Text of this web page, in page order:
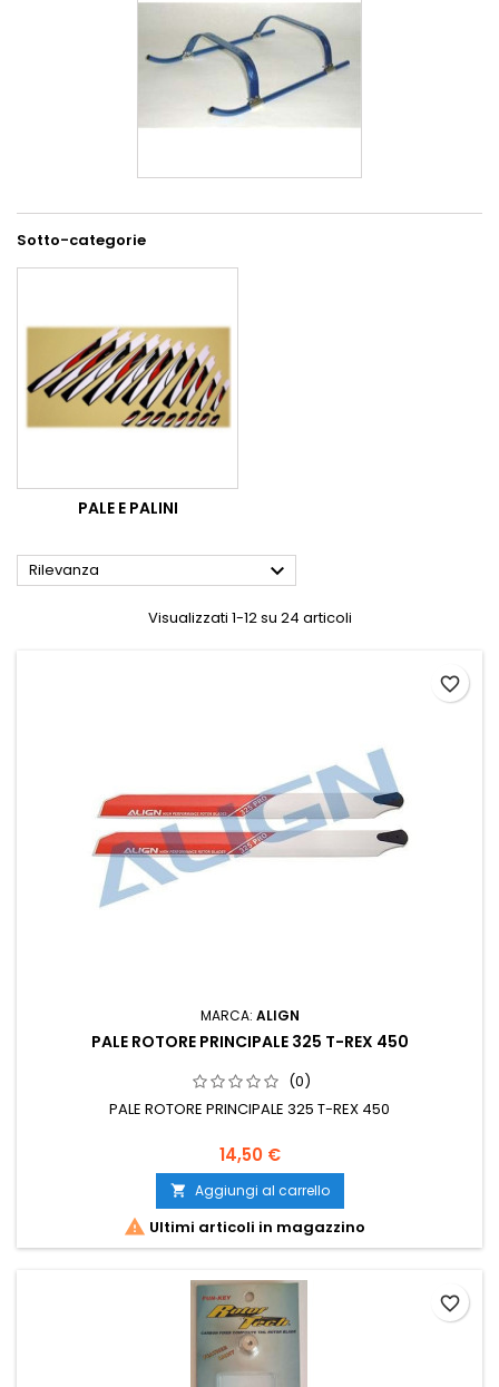
Sotto-categorie
PALE E PALINI
Rilevanza 
Visualizzati 1-12 su 24 articoli
MARCA: ALIGN
PALE ROTORE PRINCIPALE 325 T-REX 450
(0)
PALE ROTORE PRINCIPALE 325 T-REX 450
14,50 €
 Aggiungi al carrello
 Ultimi articoli in magazzino
favorite_border
favorite_border